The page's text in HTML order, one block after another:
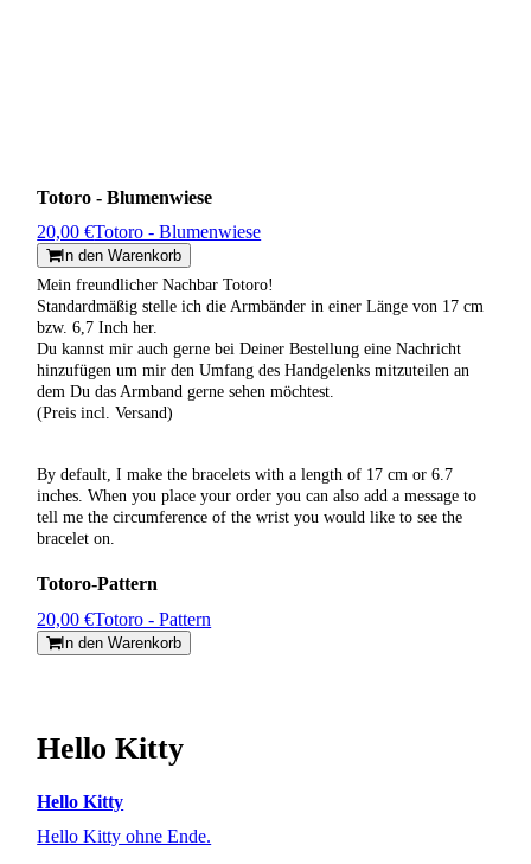
Totoro - Blumenwiese
20,00 €Totoro - Blumenwiese
In den Warenkorb
Mein freundlicher Nachbar Totoro!
Standardmäßig stelle ich die Armbänder in einer Länge von 17 cm
bzw. 6,7 Inch her.
Du kannst mir auch gerne bei Deiner Bestellung eine Nachricht
hinzufügen um mir den Umfang des Handgelenks mitzuteilen an
dem Du das Armband gerne sehen möchtest.
(Preis incl. Versand)
By default, I make the bracelets with a length of 17 cm or 6.7
inches. When you place your order you can also add a message to
tell me the circumference of the wrist you would like to see the
bracelet on.
Totoro-Pattern
20,00 €Totoro - Pattern
In den Warenkorb
Hello Kitty
Hello Kitty
Hello Kitty ohne Ende.